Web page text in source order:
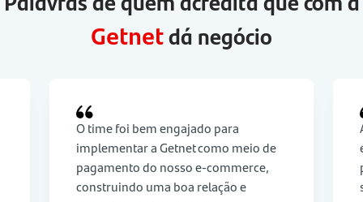
Getnetdá negócio
O time foi bem engajado para
implementar a Getnet como meio de
pagamento do nosso e-commerce,
construindo uma boa relação e